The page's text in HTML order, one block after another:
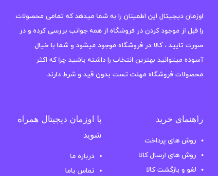
اوزمان دیجیتال این اطمینان را به شما میدهد که تمامی محصولات
را قبل از موجود کردن در فروشگاه از همه جوانب بررسی کرده و در
صورت تایید ، کالا در فروشگاه موجود میشود و شما با خیال
آسوده میتوانید بهترین انتخاب را داشته باشید چرا که اکثر
محصولات فروشگاه مهلت تست بدون قید و شرط دارند.
راهنمای خرید
روش های پرداخت
روش های ارسال کالا
لغو و بازگشت کالا
با اوزمان دیجیتال همراه
شوید
درباره ما
تماس باما